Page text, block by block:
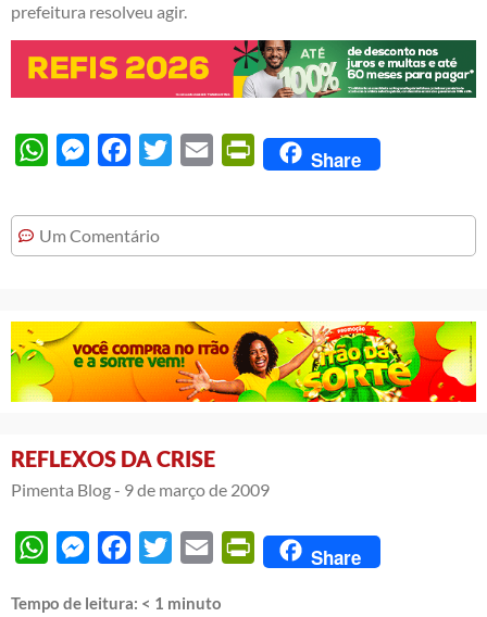
prefeitura resolveu agir.
WhatsAppMessengerFacebook
Twitter Email PrintFriendly
Share
Um Comentário
REFLEXOS DA CRISE
Pimenta Blog - 9 de março de 2009
WhatsAppMessengerFacebook
Twitter Email PrintFriendly
Share
Tempo de leitura: < 1 minuto